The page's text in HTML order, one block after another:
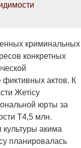
криминальных
конкретных
актов. К
Жетісу
юрты за
Т4,5 млн.
акима
планировалась